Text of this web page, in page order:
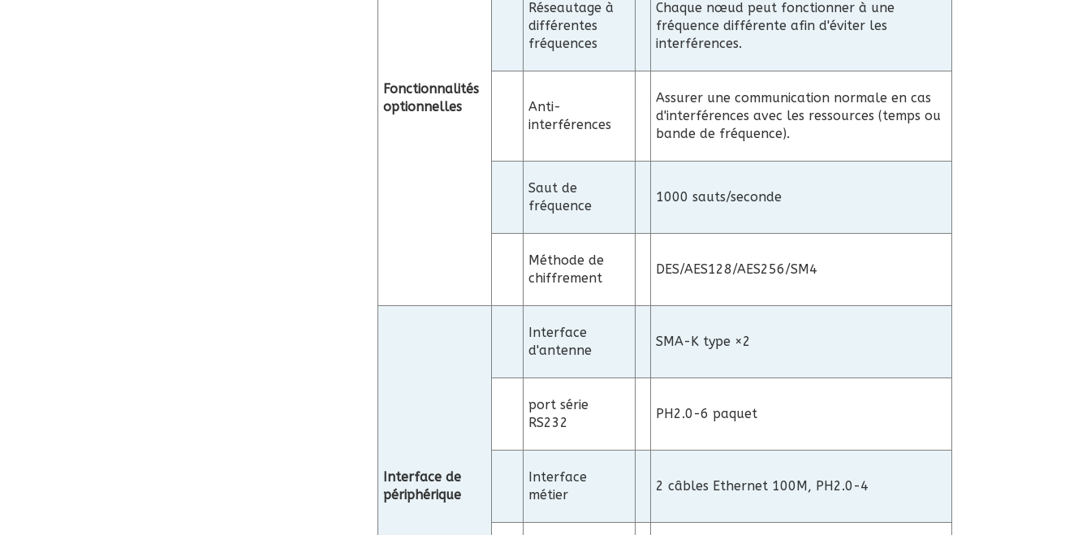
Fonctionnalités
optionnelles
Réseautage à
différentes
fréquences
Chaque nœud peut fonctionner à une
fréquence différente afin d'éviter les
interférences.
Anti-
interférences
Assurer une communication normale en cas
d'interférences avec les ressources (temps ou
bande de fréquence).
Saut de
fréquence
1000 sauts/seconde
Méthode de
chiffrement
DES/AES128/AES256/SM4
Interface de
périphérique
Interface
d'antenne
SMA-K type ×2
port série
RS232
PH2.0-6 paquet
Interface
métier
2 câbles Ethernet 100M, PH2.0-4